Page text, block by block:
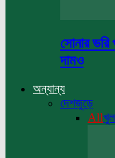
সোনার ভরি
দামও
অন্যান্য
দেশজুড়ে
All